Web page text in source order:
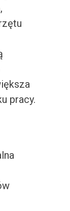
pracy.